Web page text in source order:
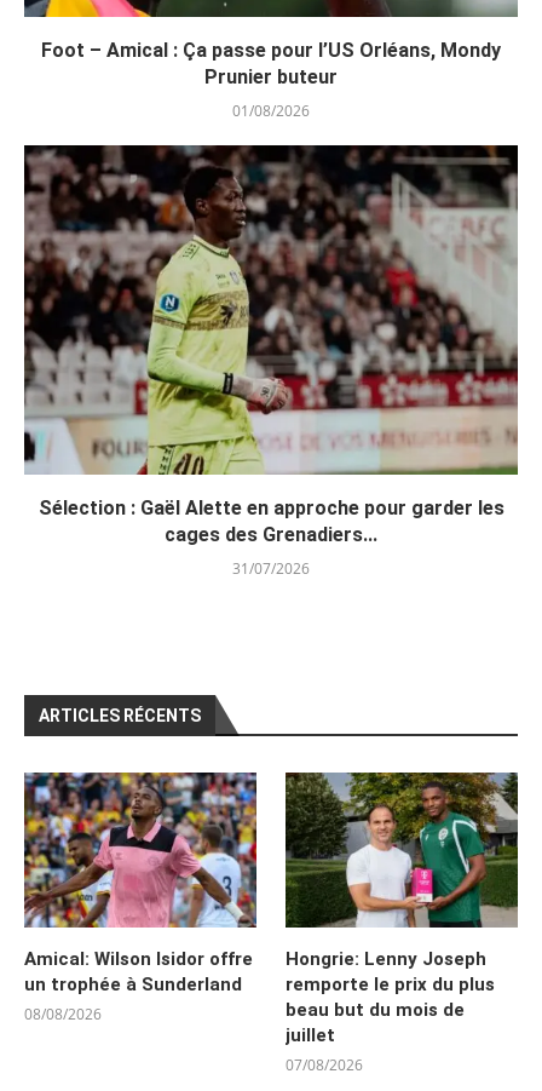
Foot – Amical : Ça passe pour l’US Orléans, Mondy
Prunier buteur
01/08/2026
Sélection : Gaël Alette en approche pour garder les
cages des Grenadiers...
31/07/2026
ARTICLES RÉCENTS
Amical: Wilson Isidor offre
un trophée à Sunderland
08/08/2026
Hongrie: Lenny Joseph
remporte le prix du plus
beau but du mois de
juillet
07/08/2026